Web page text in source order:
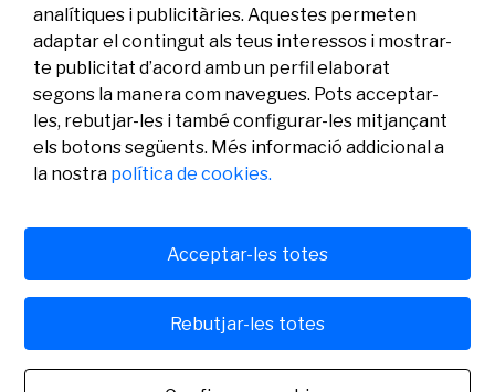
Legal
Avís legal
Activitat
Convocatòries
Social
analítiques i publicitàries. Aquestes permeten
adaptar el contingut als teus interessos i mostrar-
te publicitat d’acord amb un perfil elaborat
segons la manera com navegues. Pots acceptar-
les, rebutjar-les i també configurar-les mitjançant
els botons següents. Més informació addicional a
la nostra política de cookies.
Rebutjar-les totes
Acceptar-les totes